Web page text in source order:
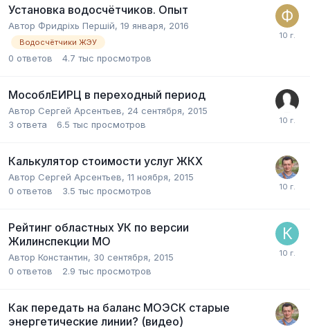
Установка водосчётчиков. Опыт
Автор Фридрixь Першiй, 19 января, 2016
Водосчётчики ЖЭУ
0 ответов 4.7 тыс просмотров
МособлЕИРЦ в переходный период
Автор Сергей Арсентьев, 24 сентября, 2015
3 ответа 6.5 тыс просмотров
Калькулятор стоимости услуг ЖКХ
Автор Сергей Арсентьев, 11 ноября, 2015
0 ответов 3.5 тыс просмотров
Рейтинг областных УК по версии
Жилинспекции МО
Автор Константин, 30 сентября, 2015
0 ответов 2.9 тыс просмотров
Как передать на баланс МОЭСК старые
энергетические линии? (видео)